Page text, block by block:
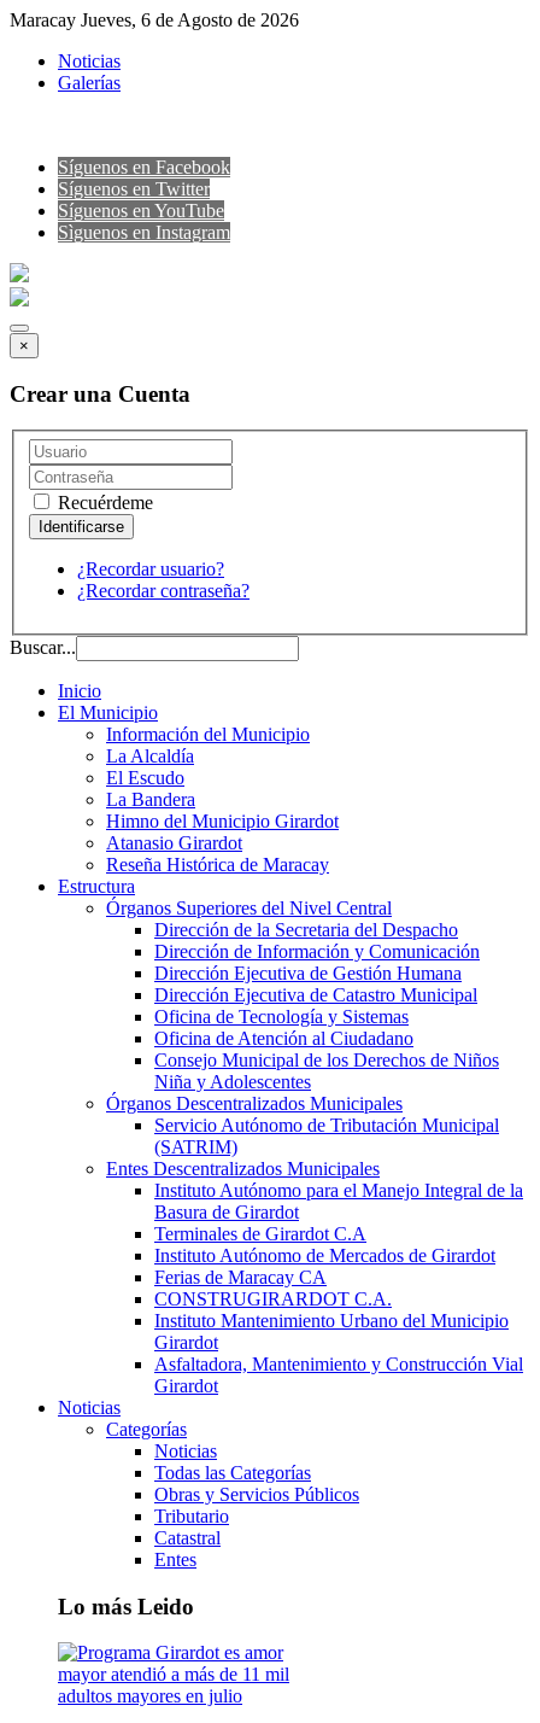
Maracay Jueves, 6 de Agosto de 2026
Noticias
Galerías
Síguenos en Facebook
Síguenos en Twitter
Síguenos en YouTube
Sìguenos en Instagram
×
Crear una Cuenta
Recuérdeme
¿Recordar usuario?
¿Recordar contraseña?
Buscar...
Inicio
El Municipio
Información del Municipio
La Alcaldía
El Escudo
La Bandera
Himno del Municipio Girardot
Atanasio Girardot
Reseña Histórica de Maracay
Estructura
Órganos Superiores del Nivel Central
Dirección de la Secretaria del Despacho
Dirección de Información y Comunicación
Dirección Ejecutiva de Gestión Humana
Dirección Ejecutiva de Catastro Municipal
Oficina de Tecnología y Sistemas
Oficina de Atención al Ciudadano
Consejo Municipal de los Derechos de Niños
Niña y Adolescentes
Órganos Descentralizados Municipales
Servicio Autónomo de Tributación Municipal
(SATRIM)
Entes Descentralizados Municipales
Instituto Autónomo para el Manejo Integral de la
Basura de Girardot
Terminales de Girardot C.A
Instituto Autónomo de Mercados de Girardot
Ferias de Maracay CA
CONSTRUGIRARDOT C.A.
Instituto Mantenimiento Urbano del Municipio
Girardot
Asfaltadora, Mantenimiento y Construcción Vial
Girardot
Noticias
Categorías
Noticias
Todas las Categorías
Obras y Servicios Públicos
Tributario
Catastral
Entes
Lo más Leido